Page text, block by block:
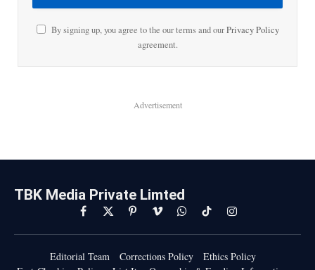
By signing up, you agree to the our terms and ourPrivacy Policy
agreement.
Advertisement
TBK Media Private Limted
Facebook
X
(Twitter)
PinterestVimeoWhatsAppTikTokInstagram
Editorial Team Corrections Policy
Ethics Policy